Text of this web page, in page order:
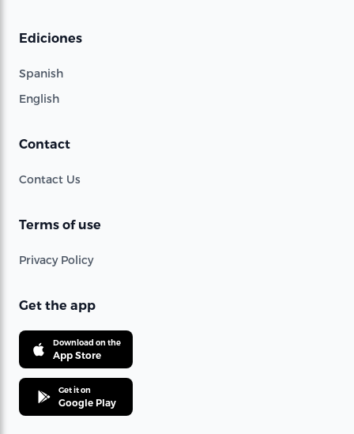
Ediciones
Spanish
English
Contact
Contact Us
Terms of use
Privacy Policy
Get the app
Download on the
App Store
Get it on
Google Play